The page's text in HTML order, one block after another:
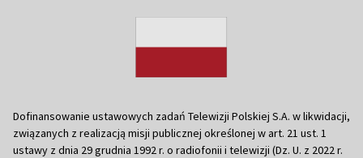
Dofinansowanie ustawowych zadań Telewizji Polskiej S.A. w likwidacji,
związanych z realizacją misji publicznej określonej w art. 21 ust. 1
ustawy z dnia 29 grudnia 1992 r. o radiofonii i telewizji (Dz. U. z 2022 r.